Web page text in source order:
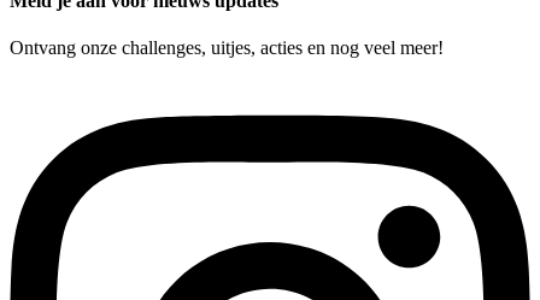
Ontvang onze challenges, uitjes, acties en nog veel meer!